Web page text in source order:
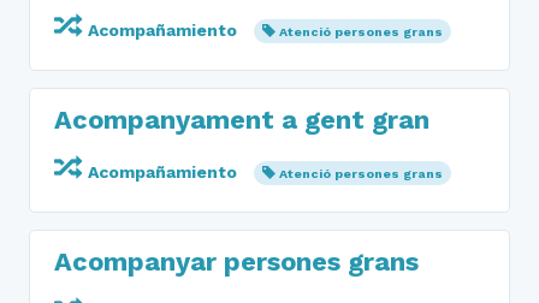
Acompañamiento Atenció persones grans
Acompanyament a gent gran
Acompañamiento Atenció persones grans
Acompanyar persones grans